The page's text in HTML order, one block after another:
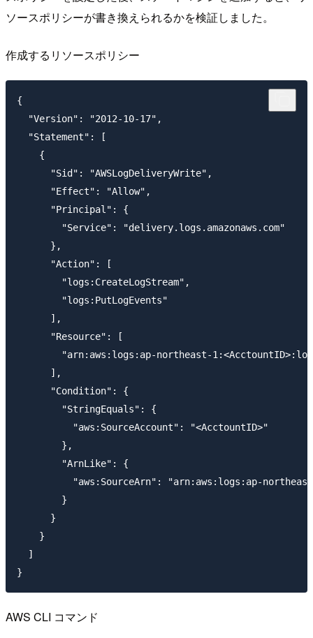
ソースポリシーが書き換えられるかを検証しました。
作成するリソースポリシー
{
  "Version": "2012-10-17",
  "Statement": [
    {
      "Sid": "AWSLogDeliveryWrite",
      "Effect": "Allow",
      "Principal": {
        "Service": "delivery.logs.amazonaws.com"
      },
      "Action": [
        "logs:CreateLogStream",
        "logs:PutLogEvents"
      ],
      "Resource": [
"arn:aws:logs:ap-northeast-
      ],
      "Condition": {
        "StringEquals": {
          "aws:SourceAccount": "<AcctountID>"
        },
        "ArnLike": {
"aws:SourceArn": "arn:aws:logs:ap-
        }
      }
    }
  ]
AWS CLI コマンド